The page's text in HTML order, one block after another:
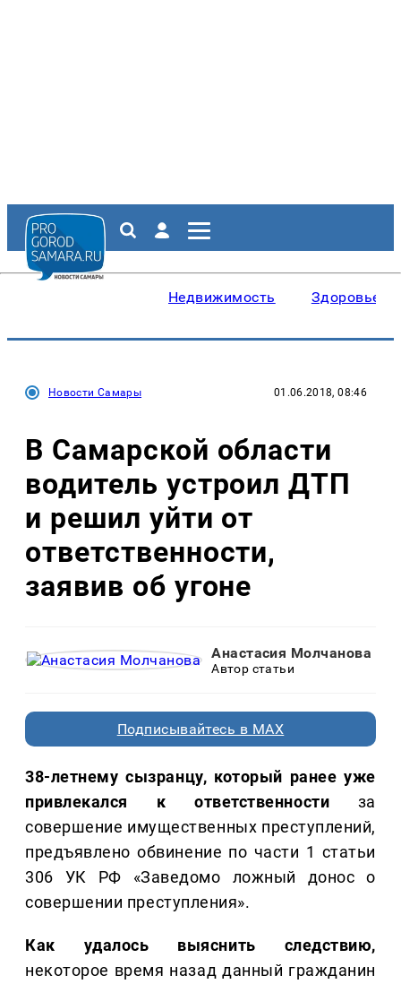
Недвижимость Здоровье
Новости Самары 01.06.2018, 08:46
В Самарской области
водитель устроил ДТП
и решил уйти от
ответственности,
заявив об угоне
Анастасия Молчанова
Автор статьи
Подписывайтесь в MAX
38-летнему сызранцу, который ранее уже
привлекался к ответственности за
совершение имущественных преступлений,
предъявлено обвинение по части 1 статьи
306 УК РФ «Заведомо ложный донос о
совершении преступления».
Как удалось выяснить следствию,
некоторое время назад данный гражданин